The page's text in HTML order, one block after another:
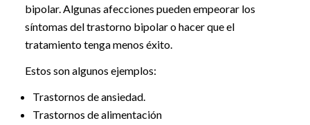
bipolar. Algunas afecciones pueden empeorar los
síntomas del trastorno bipolar o hacer que el
tratamiento tenga menos éxito.
Estos son algunos ejemplos:
Trastornos de ansiedad.
Trastornos de alimentación